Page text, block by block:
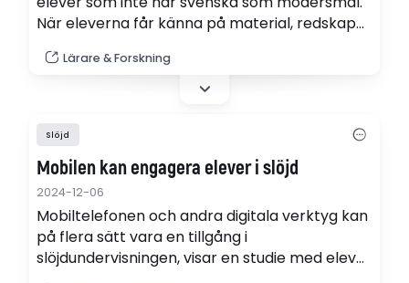
När eleverna får känna på material, redskap
begrepp som är specifika för slöjdande så ges
möjligheter att utveckla elevernas språk.
Lärare & Forskning
Slöjd
Mobilen kan engagera elever i slöjd
2024-12-06
Mobiltelefonen och andra digitala verktyg kan
på flera sätt vara en tillgång i
slöjdundervisningen, visar en studie med elever